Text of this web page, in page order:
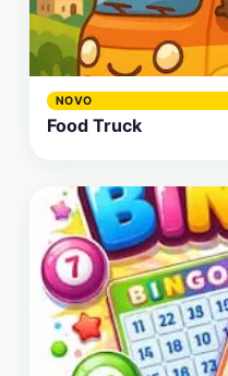
NOVO
Food Truck